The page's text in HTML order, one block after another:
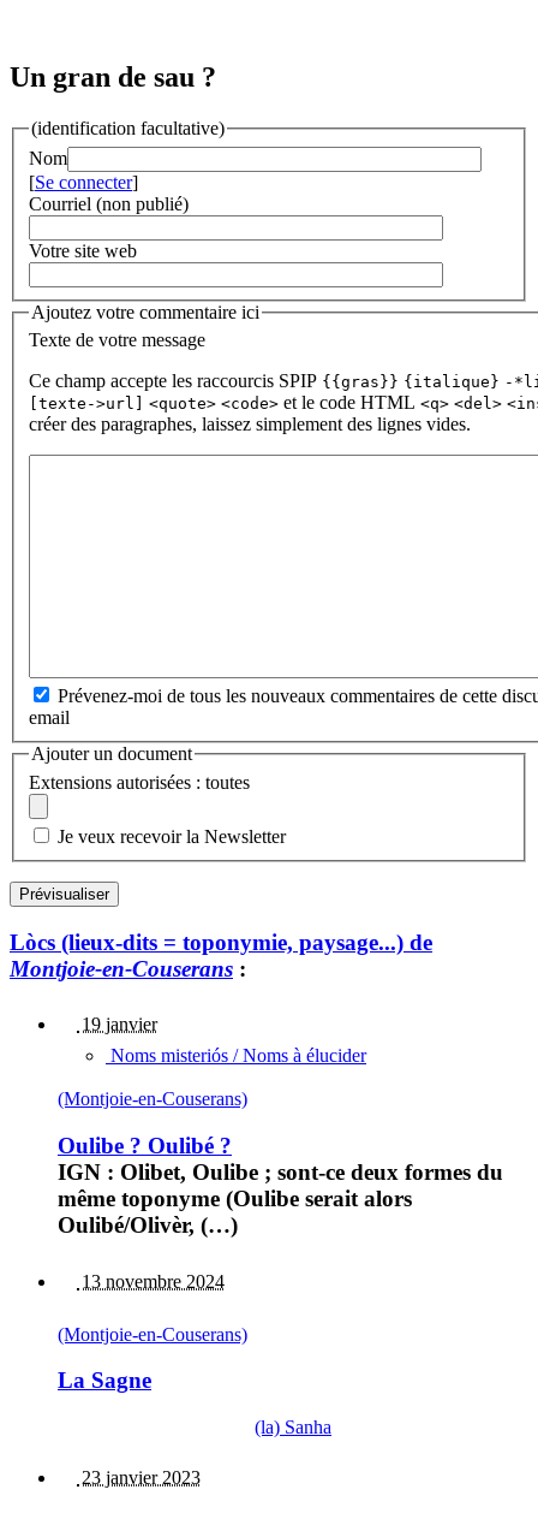
Un gran de sau ?
(identification facultative)
Nom
[Se connecter]
Courriel (non publié)
Votre site web
Ajoutez votre commentaire ici
Texte de votre message
Ce champ accepte les raccourcis SPIP {{gras}} {italique} -
[texte->url]
<quote> <code> et le code HTML <q> <del>
créer des paragraphes, laissez simplement des lignes vides.
Prévenez-moi de tous les nouveaux commentaires de cette
email
Ajouter un document
Extensions autorisées : toutes
Je veux recevoir la Newsletter
Lòcs (lieux-dits = toponymie, paysage...) de
Montjoie-en-Couserans :
19 janvier
Noms misteriós / Noms à élucider
(Montjoie-en-Couserans)
Oulibe ? Oulibé ?
IGN : Olibet, Oulibe ; sont-ce deux formes du
même toponyme (Oulibe serait alors
Oulibé/Olivèr, (…)
13 novembre 2024
(Montjoie-en-Couserans)
La Sagne
(la) Sanha
23 janvier 2023